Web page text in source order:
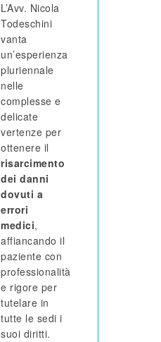
L’Avv. Nicola
Todeschini
vanta
un’esperienza
pluriennale
nelle
complesse e
delicate
vertenze per
ottenere il
risarcimento
dei danni
dovuti a
errori
medici,
affiancando il
paziente con
professionalità
e rigore per
tutelare in
tutte le sedi i
suoi diritti.